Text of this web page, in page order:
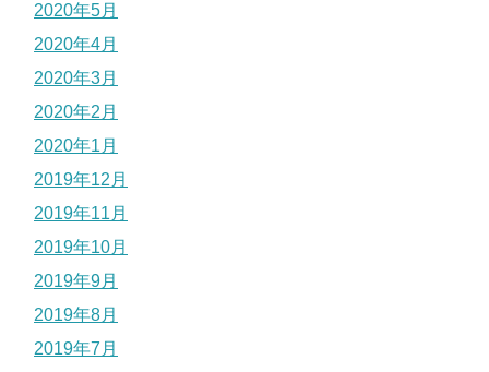
2020年5月
2020年4月
2020年3月
2020年2月
2020年1月
2019年12月
2019年11月
2019年10月
2019年9月
2019年8月
2019年7月